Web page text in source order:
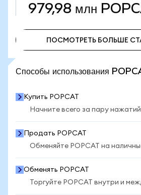
979,98 млн
ПОСМОТРЕТЬ БОЛЬШЕ
Способы использования
Купить POPCAT
Начните всего за пару
Продать POPCAT
Обменяйте POPCAT на
Обменять POPCAT
Торгуйте POPCAT внутри и